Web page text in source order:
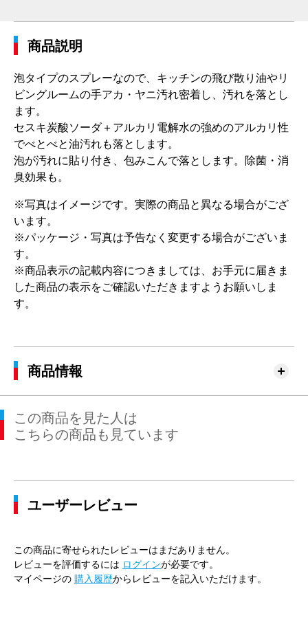
商品説明
泡タイプのスプレーなので、キッチンの飛び散り油やリ
ビングルームの手アカ・ヤニ汚れ密着し、汚れを落とし
ます。
セスキ炭酸ソーダ＋アルカリ電解水の強めのアルカリ性
でべとべと油汚れも落とします。
泡が汚れに貼り付き、包みこんで落とします。除菌・消
臭効果も。
※写真はイメージです。実際の商品と異なる場合がござ
います。
※パッケージ・写真は予告なく変更する場合がございま
す。
※商品表示の記載内容につきましては、お手元に届きま
した商品の表示をご確認いただきますようお願いしま
す。
商品情報
この商品を見た人は
こちらの商品も見ています
ユーザーレビュー
この商品に寄せられたレビューはまだありません。
レビューを評価するには ログインが必要です。
マイページの 購入履歴からレビューを記入いただけます。